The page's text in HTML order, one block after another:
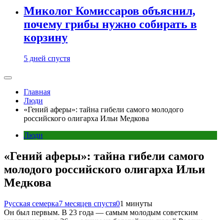
Миколог Комиссаров объяснил,
почему грибы нужно собирать в
корзину
5 дней спустя
Главная
Люди
«Гений аферы»: тайна гибели самого молодого
российского олигарха Ильи Медкова
Люди
«Гений аферы»: тайна гибели самого
молодого российского олигарха Ильи
Медкова
Русская семерка7 месяцев спустя01 минуты
Он был первым. В 23 года — самым молодым советским